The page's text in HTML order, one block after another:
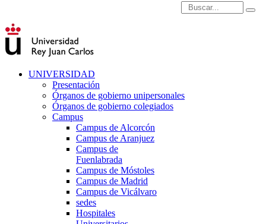
Introduce términos de
UNIVERSIDAD
Presentación
Órganos de gobierno unipersonales
Órganos de gobierno colegiados
Campus
Campus de Alcorcón
Campus de Aranjuez
Campus de
Fuenlabrada
Campus de Móstoles
Campus de Madrid
Campus de Vicálvaro
sedes
Hospitales